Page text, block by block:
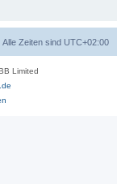
Alle Zeiten sind UTC+02:00
Limited